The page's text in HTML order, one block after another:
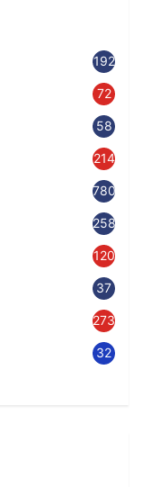
192
72
58
214
780
2583
120
37
273
32